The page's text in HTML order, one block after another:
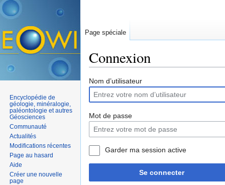
Connexion
Nom d’utilisateur
Mot de passe
Garder ma session active
Se connecter
Page spéciale
Encyclopédie de
géologie, minéralogie,
paléontologie et autres
Géosciences
Communauté
Actualités
Modifications récentes
Page au hasard
Aide
Créer une nouvelle
page